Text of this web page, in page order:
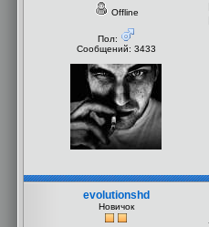
Offline
Пол:
Сообщений: 3433
evolutionshd
Новичок